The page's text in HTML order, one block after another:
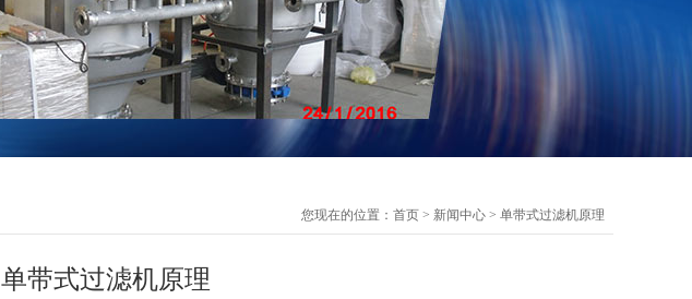
您现在的位置： 首页 > 新闻中心 > 单带式过滤机原理
单带式过滤机原理